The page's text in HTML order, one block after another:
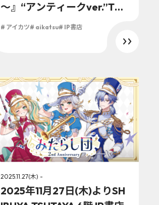
～』“アンティークver.”TS
UTAYA POP UP SHOPが20
25年12月20日（土）より開
しイラストのグッズが盛り
沢山！！
# アイカツ# aikatsu# IP書店
2025.11.27(木) -
2025年11月27日(木)よりSH